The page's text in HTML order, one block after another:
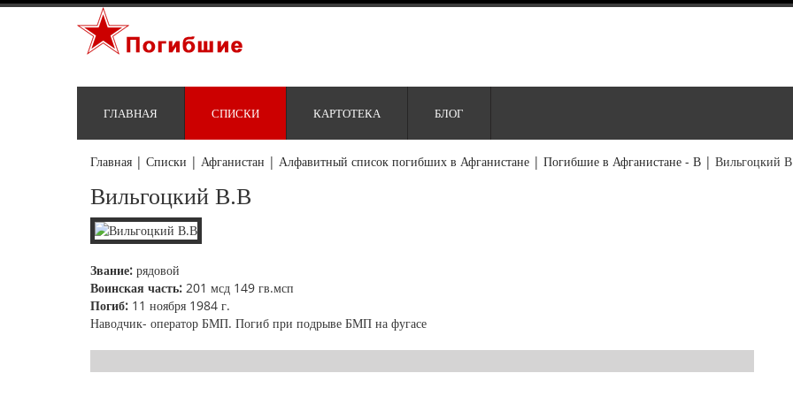
ГЛАВНАЯ СПИСКИ КАРТОТЕКА БЛОГ
Главная | Списки | Афганистан | Алфавитный список погибших в Афганистане | Погибшие в Афганистане - В | Вильгоцкий
Вильгоцкий В.В
Звание: рядовой
Воинская часть: 201 мсд 149 гв.мсп
Погиб: 11 ноября 1984 г.
Наводчик- оператор БМП. Погиб при подрыве БМП на фугасе